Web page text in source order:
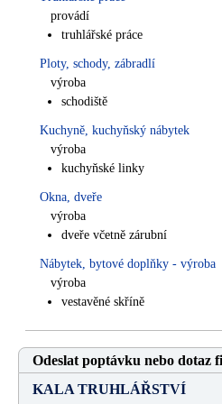
provádí
truhlářské práce
Ploty, schody, zábradlí
výroba
schodiště
Kuchyně, kuchyňský nábytek
výroba
kuchyňské linky
Okna, dveře
výroba
dveře včetně zárubní
Nábytek, bytové doplňky - výroba
výroba
vestavěné skříně
Odeslat poptávku nebo dotaz
KALA TRUHLÁŘSTVÍ